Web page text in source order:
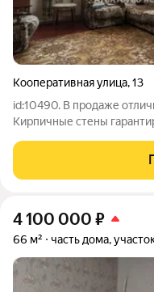
Кооперативная улица,13
id:10490. В продаже
Кирпичные стены
отдыха и занятий.
4 100 000 ₽
66 м² часть дома,